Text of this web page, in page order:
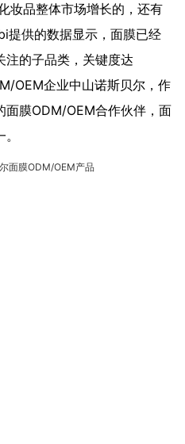
妆品整体市场增长的，还有
提供的数据显示，面膜已经
注的子品类，关键度达
OEM企业中山诺斯贝尔，作
面膜ODM/OEM合作伙伴，面